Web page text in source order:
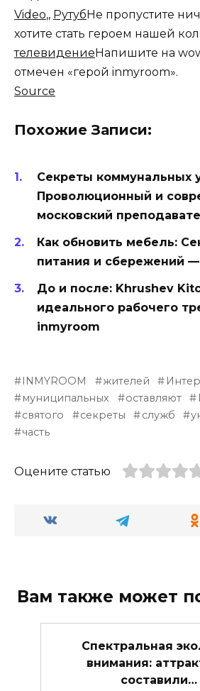
Video,, Рутуб Не пропустите
хотите стать героем нашей
телевидение Напишите на
отмечен «герой inmyroom».
Source
Похожие Записи:
Секреты коммунальных
Проволюционный и
московский
Как обновить мебель:
питания и сбережений
До и после: Khrushev
идеального рабочего
inmyroom
INMYROOM жителей
муниципальных
оставляют
святого
секреты служб
часть
Оцените статью
Вам также может
Спектральная
внимания:
составили…